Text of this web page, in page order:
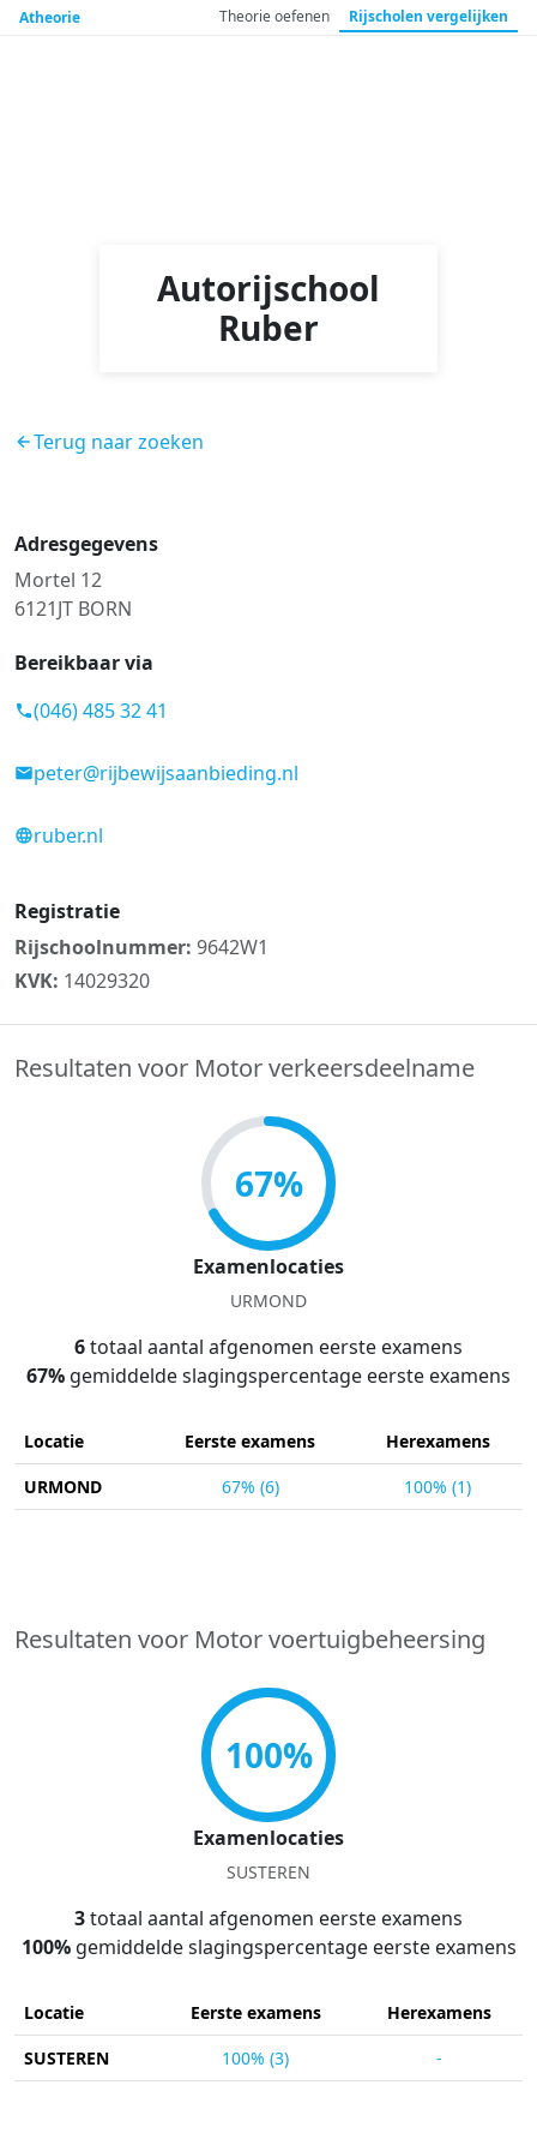
Atheorie Theorieoefenen Rijscholen vergelijken
Autorijschool
Ruber
Terug naar zoeken
Adresgegevens
Mortel 12
6121JT BORN
Bereikbaar via
(046) 485 32 41
peter@rijbewijsaanbieding.nl
ruber.nl
Registratie
Rijschoolnummer: 9642W1
KVK: 14029320
Resultaten voor Motor verkeersdeelname
67%
Examenlocaties
URMOND
6totaal aantal afgenomen eerste examens
67% gemiddelde slagingspercentage eerste examens
Locatie Eerste examens
Herexamens
URMOND
67% (6) 100% (1)
Resultaten voor Motor voertuigbeheersing
100%
Examenlocaties
SUSTEREN
3totaal aantal afgenomen eerste examens
100%gemiddelde slagingspercentage eerste examens
Locatie Eerste examens
Herexamens
SUSTEREN
100% (3) -